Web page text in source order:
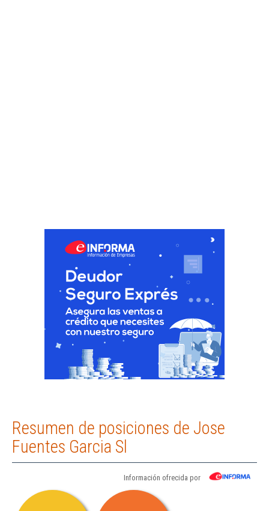
Resumen de posiciones de Jose
Fuentes Garcia Sl
Información ofrecida por